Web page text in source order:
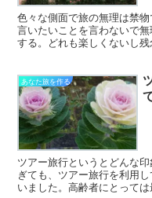
色々な側面で旅の無理は禁
言いたいことを言わないで
する。どれも楽しくないし
あなた旅を作る
ツアー旅行というとどんな
ぎても、ツアー旅行を利用
いました。高齢者にとって